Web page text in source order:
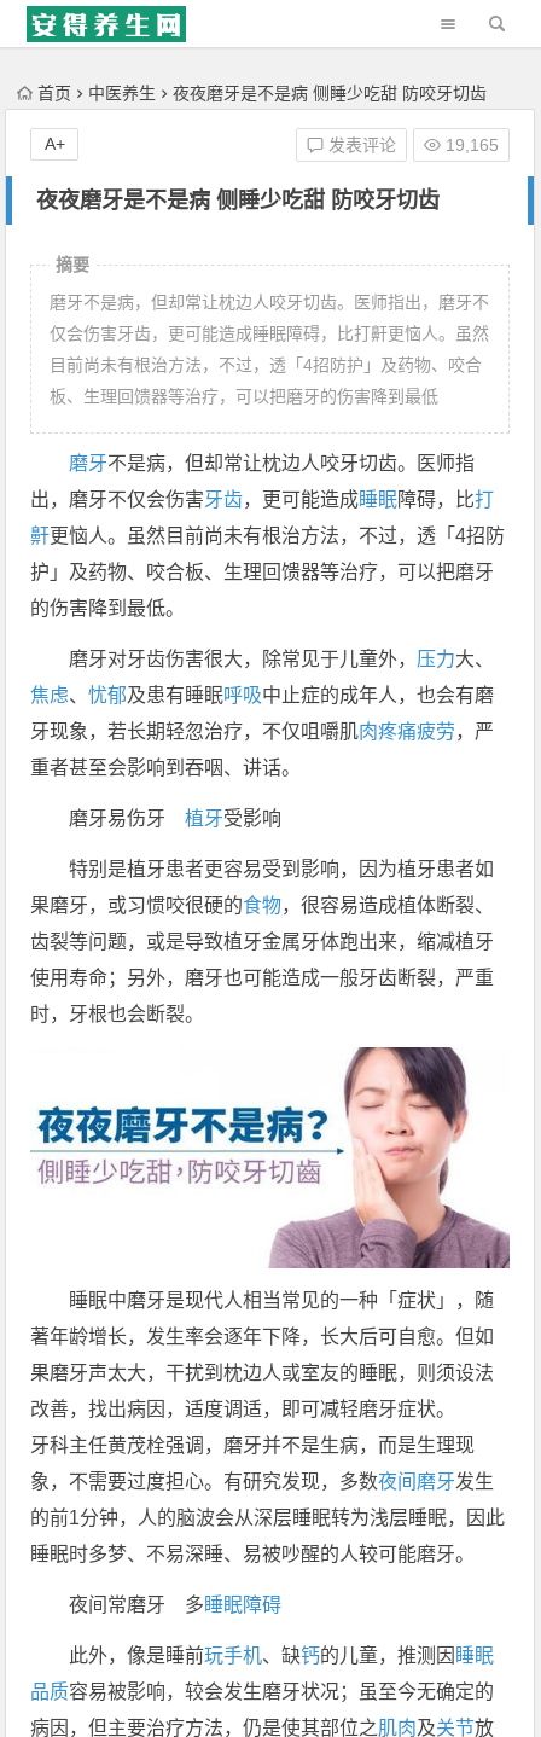
'); })();
首页 中医养生 夜夜磨牙是不是病 侧睡少吃甜 防咬牙切齿
夜夜磨牙是不是病 侧睡少吃甜 防咬牙切齿
发表评论 19,165
A+
摘要
磨牙不是病，但却常让枕边人咬牙切齿。医师指出，磨牙不
仅会伤害牙齿，更可能造成睡眠障碍，比打鼾更恼人。虽然
目前尚未有根治方法，不过，透「4招防护」及药物、咬合
板、生理回馈器等治疗，可以把磨牙的伤害降到最低
磨牙不是病，但却常让枕边人咬牙切齿。医师指
出，磨牙不仅会伤害牙齿，更可能造成睡眠障碍，比打
鼾更恼人。虽然目前尚未有根治方法，不过，透「4招防
护」及药物、咬合板、生理回馈器等治疗，可以把磨牙
的伤害降到最低。
磨牙对牙齿伤害很大，除常见于儿童外， 压力大、
焦虑、忧郁及患有睡眠呼吸中止症的成年人，也会有磨
牙现象，若长期轻忽治疗，不仅咀嚼肌肉疼痛疲劳，严
重者甚至会影响到吞咽、讲话。
磨牙易伤牙植牙受影响
特别是植牙患者更容易受到影响，因为植牙患者如
果磨牙，或习惯咬很硬的食物，很容易造成植体断裂、
齿裂等问题，或是导致植牙金属牙体跑出来，缩减植牙
使用寿命；另外，磨牙也可能造成一般牙齿断裂，严重
时，牙根也会断裂。
睡眠中磨牙是现代人相当常见的一种「症状」，随
著年龄增长，发生率会逐年下降，长大后可自愈。但如
果磨牙声太大，干扰到枕边人或室友的睡眠，则须设法
改善，找出病因，适度调适，即可减轻磨牙症状。
牙科主任黄茂栓强调，磨牙并不是生病，而是生理现
象，不需要过度担心。有研究发现，多数夜间磨牙发生
的前1分钟，人的脑波会从深层睡眠转为浅层睡眠，因此
睡眠时多梦、不易深睡、易被吵醒的人较可能磨牙。
夜间常磨牙 多睡眠障碍
此外，像是睡前玩手机、缺钙的儿童，推测因 睡眠
品质容易被影响，较会发生磨牙状况；虽至今无确定的
病因，但主要治疗方法，仍是使其部位之肌肉及关节放